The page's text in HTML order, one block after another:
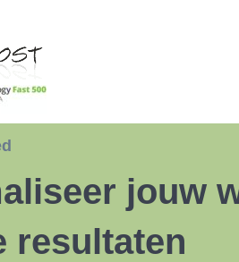
jouw
resultaten